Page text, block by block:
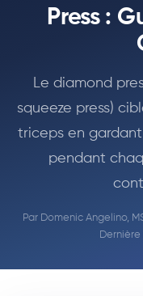
90 Jours
Calculatrices
Press :
Le diamond
squeeze press)
triceps en gardant
pendant
Par Domenic Angelino,
Dernière